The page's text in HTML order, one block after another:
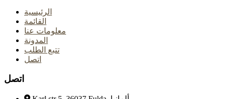
الرئيسية
القائمة
معلومات عنا
المدونة
تتبع الطلب
اتصل
اتصل